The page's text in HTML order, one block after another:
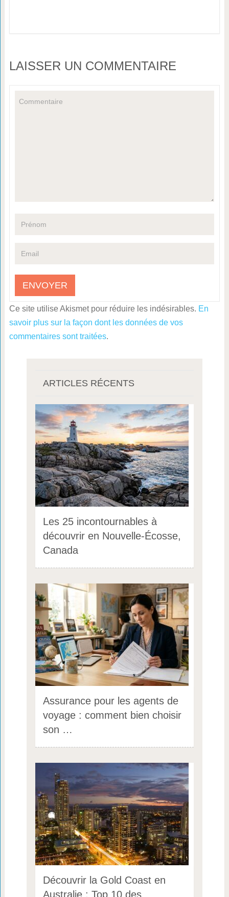
LAISSER UN COMMENTAIRE
Ce site utilise Akismet pour réduire les indésirables. En
savoir plus sur la façon dont les données de vos
commentaires sont traitées.
ARTICLES RÉCENTS
Les 25 incontournables à
découvrir en Nouvelle-Écosse,
Canada
Assurance pour les agents de
voyage : comment bien choisir
son …
Découvrir la Gold Coast en
Australie : Top 10 des